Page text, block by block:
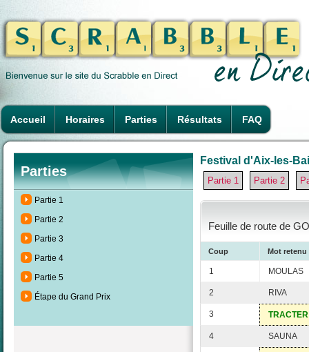
Accueil Horaires Parties Résultats FAQ
Parties
Partie 1
Partie 2
Partie 3
Partie 4
Partie 5
Étape du Grand Prix
Festival d'Aix-les-
Partie 1 Partie 2
Feuille de route de
Coup Mot retenu
1 MOULAS
2 RIVA
3 TRACTER
4 SAUNA